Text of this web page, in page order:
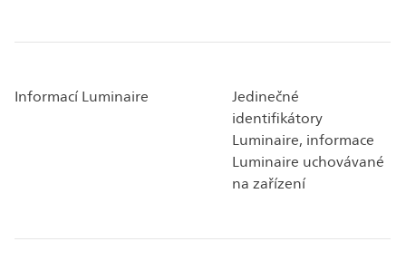
Informací Luminaire
Jedinečné
identifikátory
Luminaire, informace
Luminaire uchovávané
na zařízení